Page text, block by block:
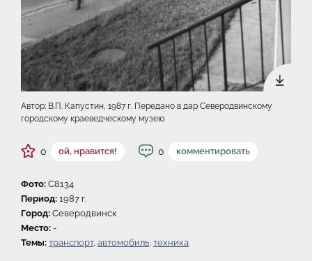
Автор: В.П. Капустин, 1987 г. Передано в дар Северодвинскому
городскому краеведческому музею
0 ой, нравится! 0 комментировать
Фото: C8134
Период: 1987 г.
Город: Северодвинск
Место: -
Темы: транспорт, автомобиль, техника